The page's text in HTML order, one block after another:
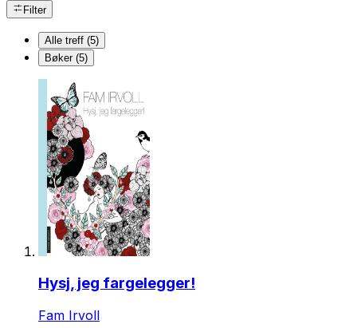
Filter
Alle treff (5)
Bøker (5)
Hysj, jeg fargelegger!
Fam Irvoll